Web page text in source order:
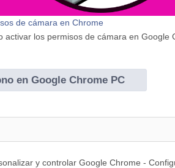
de cámara en Chrome
activar los permisos de cámara en Google
en Google Chrome PC
y controlar Google Chrome -